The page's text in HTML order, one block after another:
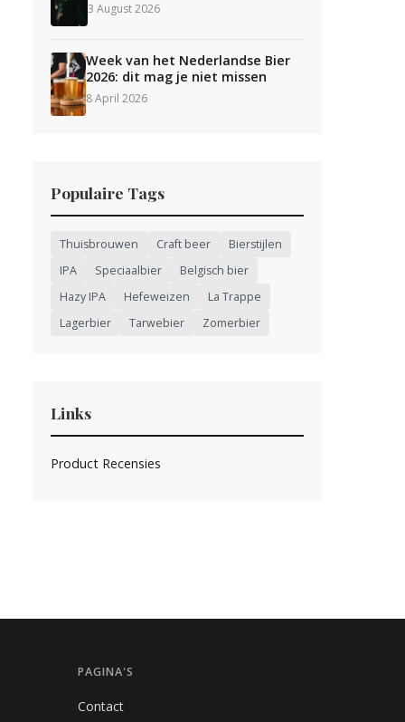
3 August 2026
Week van het Nederlandse Bier
2026: dit mag je niet missen
8 April 2026
Populaire Tags
Thuisbrouwen Craft beer
Bierstijlen
IPA
Speciaalbier
Belgisch bier
Hazy IPA
Hefeweizen
La Trappe
Lagerbier
Tarwebier Zomerbier
Links
Product Recensies
PAGINA'S
Contact